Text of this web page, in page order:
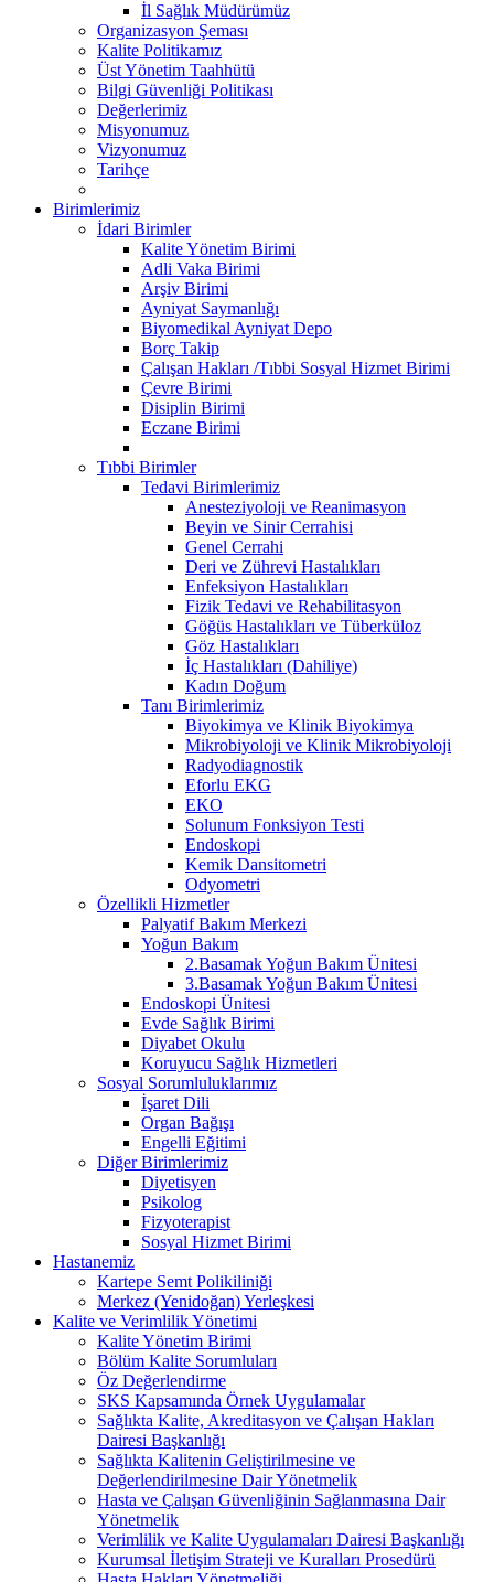
İl Sağlık Müdürümüz
Organizasyon Şeması
Kalite Politikamız
Üst Yönetim Taahhütü
Bilgi Güvenliği Politikası
Değerlerimiz
Misyonumuz
Vizyonumuz
Tarihçe
Birimlerimiz
İdari Birimler
Kalite Yönetim Birimi
Adli Vaka Birimi
Arşiv Birimi
Ayniyat Saymanlığı
Biyomedikal Ayniyat Depo
Borç Takip
Çalışan Hakları /Tıbbi Sosyal Hizmet Birimi
Çevre Birimi
Disiplin Birimi
Eczane Birimi
Tıbbi Birimler
Tedavi Birimlerimiz
Anesteziyoloji ve Reanimasyon
Beyin ve Sinir Cerrahisi
Genel Cerrahi
Deri ve Zührevi Hastalıkları
Enfeksiyon Hastalıkları
Fizik Tedavi ve Rehabilitasyon
Göğüs Hastalıkları ve Tüberküloz
Göz Hastalıkları
İç Hastalıkları (Dahiliye)
Kadın Doğum
Tanı Birimlerimiz
Biyokimya ve Klinik Biyokimya
Mikrobiyoloji ve Klinik Mikrobiyoloji
Radyodiagnostik
Eforlu EKG
EKO
Solunum Fonksiyon Testi
Endoskopi
Kemik Dansitometri
Odyometri
Özellikli Hizmetler
Palyatif Bakım Merkezi
Yoğun Bakım
2.Basamak Yoğun Bakım Ünitesi
3.Basamak Yoğun Bakım Ünitesi
Endoskopi Ünitesi
Evde Sağlık Birimi
Diyabet Okulu
Koruyucu Sağlık Hizmetleri
Sosyal Sorumluluklarımız
İşaret Dili
Organ Bağışı
Engelli Eğitimi
Diğer Birimlerimiz
Diyetisyen
Psikolog
Fizyoterapist
Sosyal Hizmet Birimi
Hastanemiz
Kartepe Semt Polikiliniği
Merkez (Yenidoğan) Yerleşkesi
Kalite ve Verimlilik Yönetimi
Kalite Yönetim Birimi
Bölüm Kalite Sorumluları
Öz Değerlendirme
SKS Kapsamında Örnek Uygulamalar
Sağlıkta Kalite, Akreditasyon ve Çalışan Hakları
Dairesi Başkanlığı
Sağlıkta Kalitenin Geliştirilmesine ve
Değerlendirilmesine Dair Yönetmelik
Hasta ve Çalışan Güvenliğinin Sağlanmasına Dair
Yönetmelik
Verimlilik ve Kalite Uygulamaları Dairesi Başkanlığı
Kurumsal İletişim Strateji ve Kuralları Prosedürü